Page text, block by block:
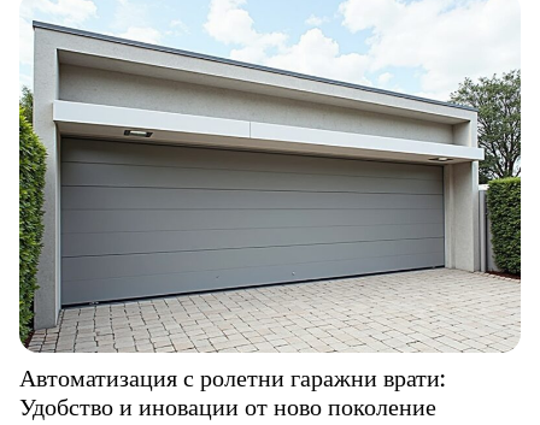
Автоматизация с ролетни гаражни врати:
Удобство и иновации от ново поколение